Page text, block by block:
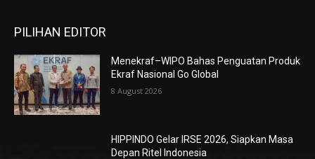
PILIHAN EDITOR
Menekraf–WIPO Bahas Penguatan Produk
Ekraf Nasional Go Global
8 August 2026
HIPPINDO Gelar IRSE 2026, Siapkan Masa
Depan Ritel Indonesia